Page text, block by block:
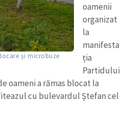
și microbuze
oamenii
organizat
la
manifesta
ția
Partidului
oameni a rămas blocat la
cu bulevardul Ștefan cel